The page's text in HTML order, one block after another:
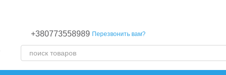
+380773558989 Перезвонить вам?